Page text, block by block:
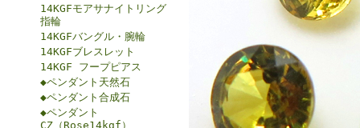
14KGFモアサナイトリング
指輪
14KGFバングル・腕輪
14KGFブレスレット
14KGF フープピアス
◆ペンダント天然石
◆ペンダント合成石
◆ペンダント
CZ（Rose14kgf）